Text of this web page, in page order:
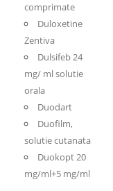
comprimate
Duloxetine
Zentiva
Dulsifeb 24
mg/ ml solutie
orala
Duodart
Duofilm,
solutie cutanata
Duokopt 20
mg/ml+5 mg/ml